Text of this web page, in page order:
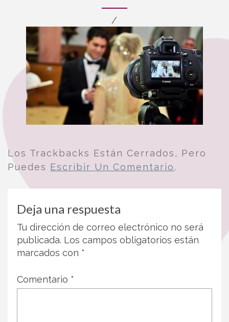
/
Los Trackbacks Están Cerrados, Pero
Puedes Escribir Un Comentario.
Deja una respuesta
Tu dirección de correo electrónico no será
publicada. Los campos obligatorios están
marcados con *
Comentario *